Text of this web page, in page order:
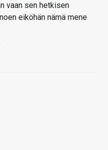
vaan sen hetkisen
eiköhän nämä mene